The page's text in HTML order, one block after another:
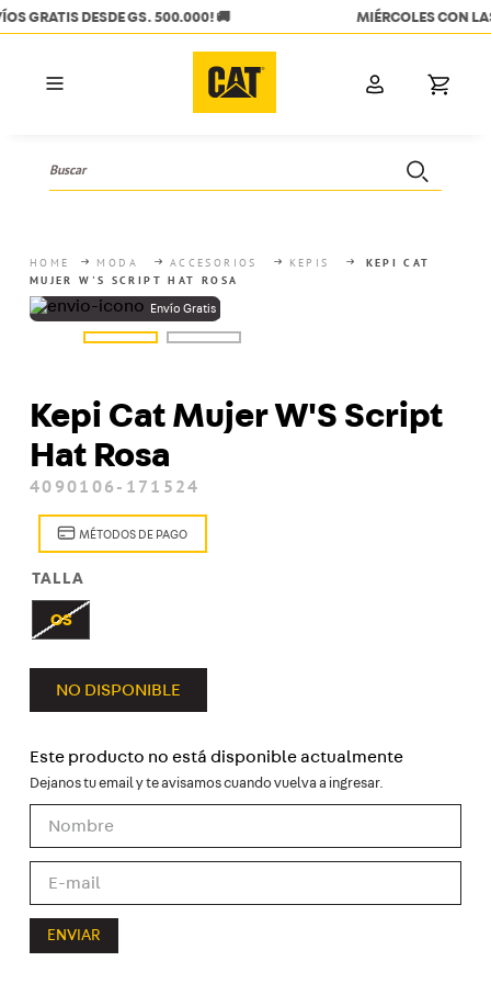
MIÉRCOLES CON LAS TC ITAÚ 🧡 20% OFF + 6 CUOTAS SIN
MODA ACCESORIOS KEPIS
KEPI CAT
MUJER W'S SCRIPT HAT ROSA
Kepi Cat Mujer W'S Script
Hat Rosa
4090106-171524
MÉTODOS DE PAGO
TALLA
OS
NO DISPONIBLE
Este producto no está disponible actualmente
ENVIAR
2 . mujer
3. botas
campera
mochila
8. zapatenis
9. kepi